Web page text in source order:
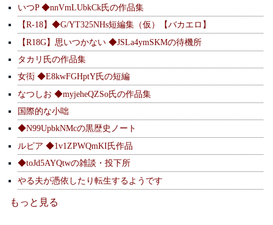
いつP ◆nnVmLUbkCk氏の作品集
【R-18】◆G/YT325NHs短編集（仮）【バカエロ】
【R18G】思いつかない ◆JSLa4ymSKMの待機所
タカリ氏の作品集
女衒 ◆E8kwFGHptY氏の短編
なつしお ◆myjeheQZSo氏の作品集
国際的な小咄
◆N99UpbkNMcの黒歴史ノート
ルピア ◆1v1ZPWQmKI氏作品
◆toJd5AYQtwの雑談・投下所
やる夫が憑依したり転生するようです
もっと見る